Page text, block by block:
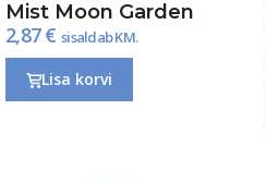
Mist Moon Garden
2,87€ sisaldab KM.
Lisa korvi